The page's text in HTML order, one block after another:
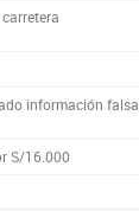
información falsa
S/16.000